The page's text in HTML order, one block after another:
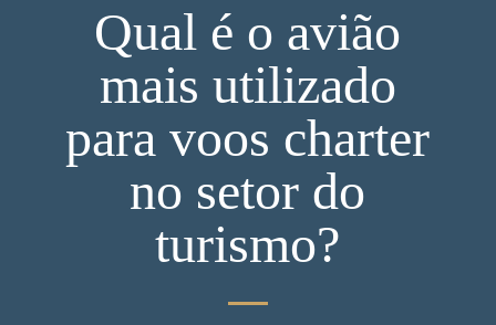
Qual é o avião
mais utilizado
para voos charter
no setor do
turismo?